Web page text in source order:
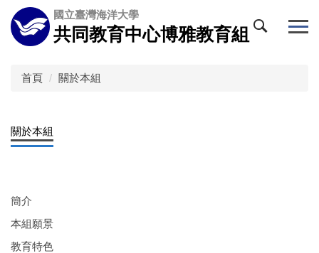
跳
到
主
國立臺灣海洋大學
共同教育中心博雅教育組
首頁 關於本組
關於本組
簡介
本組願景
教育特色